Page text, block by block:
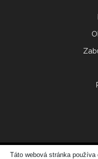
Táto webová stránka